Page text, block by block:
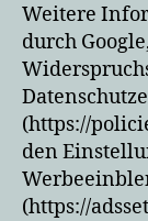
Weitere
durch
(https://
den
(https://